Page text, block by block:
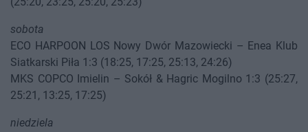
sobota
ECO HARPOON LOS Nowy Dwór Mazowiecki – Enea Klub
Siatkarski Piła 1:3 (18:25, 17:25, 25:13, 24:26)
MKS COPCO Imielin – Sokół & Hagric Mogilno 1:3 (25:27,
25:21, 13:25, 17:25)
niedziela